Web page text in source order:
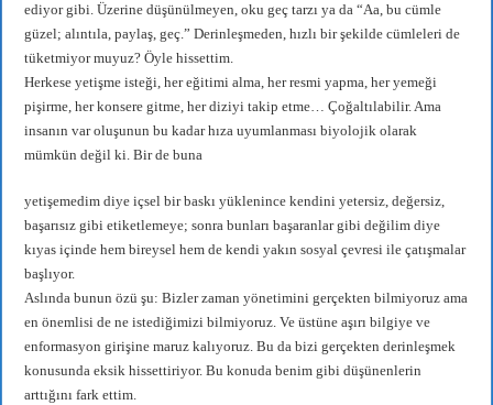
ediyor gibi. Üzerine düşünülmeyen, oku geç tarzı ya da “Aa, bu cümle
güzel; alıntıla, paylaş, geç.” Derinleşmeden, hızlı bir şekilde cümleleri de
tüketmiyor muyuz? Öyle hissettim.
Herkese yetişme isteği, her eğitimi alma, her resmi yapma, her yemeği
pişirme, her konsere gitme, her diziyi takip etme… Çoğaltılabilir. Ama
insanın var oluşunun bu kadar hıza uyumlanması biyolojik olarak
mümkün değil ki. Bir de buna
yetişemedim diye içsel bir baskı yüklenince kendini yetersiz, değersiz,
başarısız gibi etiketlemeye; sonra bunları başaranlar gibi değilim diye
kıyas içinde hem bireysel hem de kendi yakın sosyal çevresi ile çatışmalar
başlıyor.
Aslında bunun özü şu: Bizler zaman yönetimini gerçekten bilmiyoruz ama
en önemlisi de ne istediğimizi bilmiyoruz. Ve üstüne aşırı bilgiye ve
enformasyon girişine maruz kalıyoruz. Bu da bizi gerçekten derinleşmek
konusunda eksik hissettiriyor. Bu konuda benim gibi düşünenlerin
arttığını fark ettim.